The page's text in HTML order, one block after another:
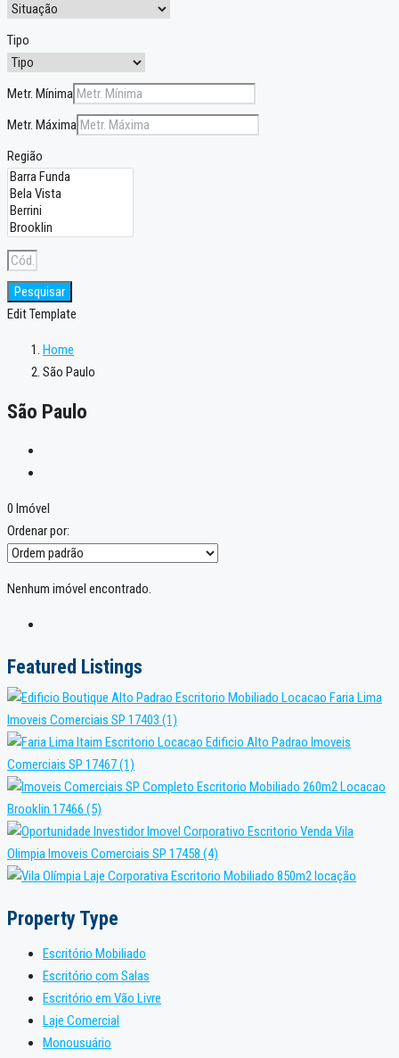
Tipo
Metr. Mínima
Metr. Máxima
Região
Pesquisar
Edit Template
Home
São Paulo
São Paulo
0 Imóvel
Ordenar por:
Nenhum imóvel encontrado.
Featured Listings
Property Type
Escritório Mobiliado
Escritório com Salas
Escritório em Vão Livre
Laje Comercial
Monousuário